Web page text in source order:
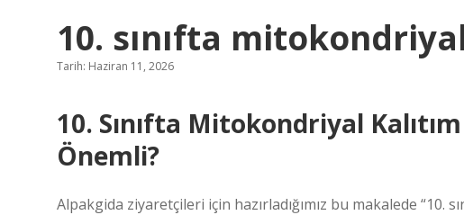
10. sınıfta
Tarih: Haziran 11, 2026
10. Sınıfta Mitokondriyal
Önemli?
Alpakgida ziyaretçileri için hazırladığımız bu makalede “10.